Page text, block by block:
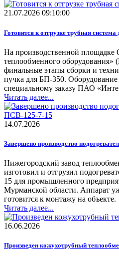
21.07.2026 09:10:00
Готовится к отгрузке трубная
На производственной
теплообменного
финальные этапы сборки и
пучка для БП-350. Оборудование
специальному заказу ПАО
Читать далее...
14.07.2026
Завершено производство
Нижегородский завод
изготовил и отгрузил
15 для промышленного
Мурманской области. Аппарат
готовится к монтажу на объекте.
Читать далее...
16.06.2026
Произведен кожухотрубный